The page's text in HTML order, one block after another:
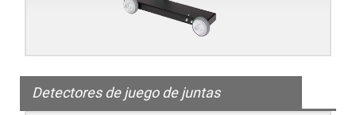
Detectores de juego de juntas